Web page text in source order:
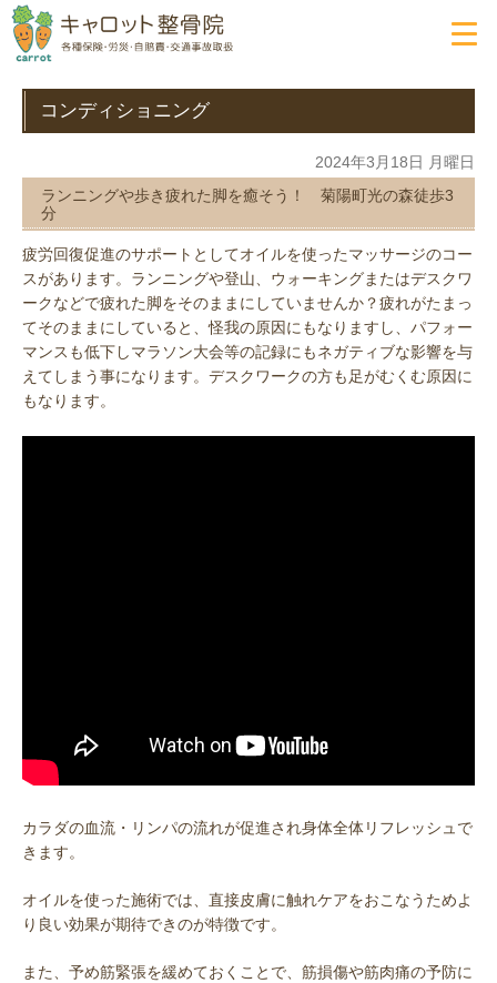
コンディショニング
2024年3月18日 月曜日
ランニングや歩き疲れた脚を癒そう！ 菊陽町光の森徒歩3
分
疲労回復促進のサポートとしてオイルを使ったマッサージのコー
スがあります。ランニングや登山、ウォーキングまたはデスクワ
ークなどで疲れた脚をそのままにしていませんか？疲れがたまっ
てそのままにしていると、怪我の原因にもなりますし、パフォー
マンスも低下しマラソン大会等の記録にもネガティブな影響を与
えてしまう事になります。デスクワークの方も足がむくむ原因に
もなります。
カラダの血流・リンパの流れが促進され身体全体リフレッシュで
きます。
オイルを使った施術では、直接皮膚に触れケアをおこなうためよ
り良い効果が期待できのが特徴です。
また、予め筋緊張を緩めておくことで、筋損傷や筋肉痛の予防に